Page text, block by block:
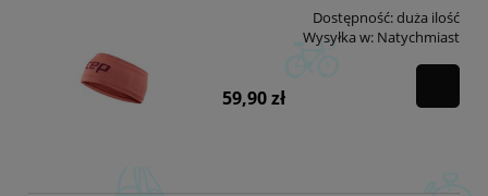
Dostępność:duża ilość
Wysyłka w: Natychmiast
59,90 zł